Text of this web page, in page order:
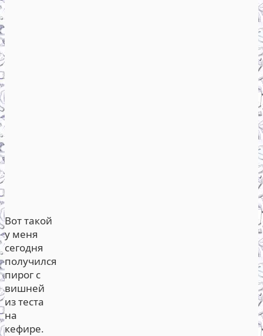
Вот такой
у меня
сегодня
получился
пирог с
вишней
из теста
на
кефире.